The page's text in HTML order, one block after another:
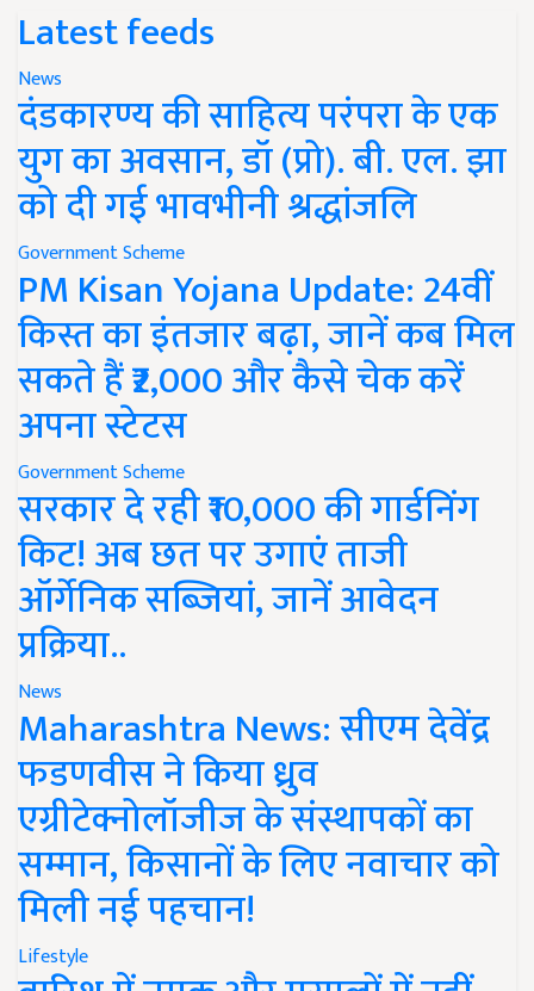
Latest feeds
News
दंडकारण्य की साहित्य परंपरा के एक
युग का अवसान, डॉ (प्रो). बी. एल. झा
को दी गई भावभीनी श्रद्धांजलि
Government Scheme
PM Kisan Yojana Update: 24वीं
किस्त का इंतजार बढ़ा, जानें कब मिल
सकते हैं ₹2,000 और कैसे चेक करें
अपना स्टेटस
Government Scheme
सरकार दे रही ₹10,000 की गार्डनिंग
किट! अब छत पर उगाएं ताजी
ऑर्गेनिक सब्जियां, जानें आवेदन
प्रक्रिया..
News
Maharashtra News: सीएम देवेंद्र
फडणवीस ने किया ध्रुव
एग्रीटेक्नोलॉजीज के संस्थापकों का
सम्मान, किसानों के लिए नवाचार को
मिली नई पहचान!
Lifestyle